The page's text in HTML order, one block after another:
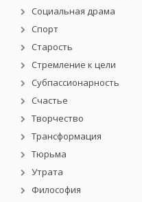
Социальная драма
Спорт
Старость
Стремление к цели
Субпассионарность
Счастье
Творчество
Трансформация
Тюрьма
Утрата
Философия